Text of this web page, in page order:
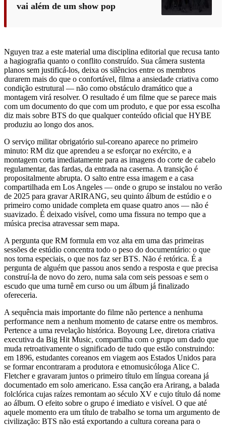
vai além de um show pop
Nguyen traz a este material uma disciplina editorial que recusa tanto
a hagiografia quanto o conflito construído. Sua câmera sustenta
planos sem justificá-los, deixa os silêncios entre os membros
durarem mais do que o confortável, filma a ansiedade criativa como
condição estrutural — não como obstáculo dramático que a
montagem virá resolver. O resultado é um filme que se parece mais
com um documento do que com um produto, e que por essa escolha
diz mais sobre BTS do que qualquer conteúdo oficial que HYBE
produziu ao longo dos anos.
O serviço militar obrigatório sul-coreano aparece no primeiro
minuto: RM diz que aprendeu a se esforçar no exército, e a
montagem corta imediatamente para as imagens do corte de cabelo
regulamentar, das fardas, da entrada na caserna. A transição é
propositalmente abrupta. O salto entre essa imagem e a casa
compartilhada em Los Angeles — onde o grupo se instalou no verão
de 2025 para gravar ARIRANG, seu quinto álbum de estúdio e o
primeiro como unidade completa em quase quatro anos — não é
suavizado. É deixado visível, como uma fissura no tempo que a
música precisa atravessar sem mapa.
A pergunta que RM formula em voz alta em uma das primeiras
sessões de estúdio concentra todo o peso do documentário: o que
nos torna especiais, o que nos faz ser BTS. Não é retórica. É a
pergunta de alguém que passou anos sendo a resposta e que precisa
construí-la de novo do zero, numa sala com seis pessoas e sem o
escudo que uma turnê em curso ou um álbum já finalizado
ofereceria.
A sequência mais importante do filme não pertence a nenhuma
performance nem a nenhum momento de catarse entre os membros.
Pertence a uma revelação histórica. Boyoung Lee, diretora criativa
executiva da Big Hit Music, compartilha com o grupo um dado que
muda retroativamente o significado de tudo que estão construindo:
em 1896, estudantes coreanos em viagem aos Estados Unidos para
se formar encontraram a produtora e etnomusicóloga Alice C.
Fletcher e gravaram juntos o primeiro título em língua coreana já
documentado em solo americano. Essa canção era Arirang, a balada
folclórica cujas raízes remontam ao século XV e cujo título dá nome
ao álbum. O efeito sobre o grupo é imediato e visível. O que até
aquele momento era um título de trabalho se torna um argumento de
civilização: BTS não está exportando a cultura coreana para o